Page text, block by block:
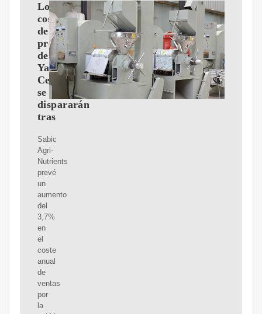
Los
costes
de
producción
de
Yanbu
Cement
se
dispararán
tras
Sabic
Agri-
Nutrients
prevé
un
aumento
del
3,7%
en
el
coste
anual
de
ventas
por
la